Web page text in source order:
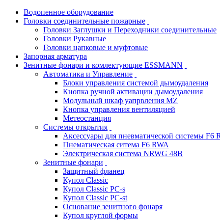
Водопенное оборудование
Головки соединительные пожарные
Головки Заглушки и Переходники соединительные
Головки Рукавные
Головки цапковые и муфтовые
Запорная арматура
Зенитные фонари и комлектующие ESSMANN
Автоматика и Управление
Блоки управления системой дымоудаления
Кнопка ручной активации дымоудаления
Модульный шкаф уапрвления MZ
Кнопка управления вентиляцией
Метеостанция
Системы открытия
Аксессуары для пневматической системы F6
Пнематическая ситема F6 RWA
Электрическая система NRWG 48В
Зенитные фонари
Защитный фланец
Купол Classic
Купол Classic PC-s
Купол Classic PC-st
Основание зенитного фонаря
Купол круглой формы